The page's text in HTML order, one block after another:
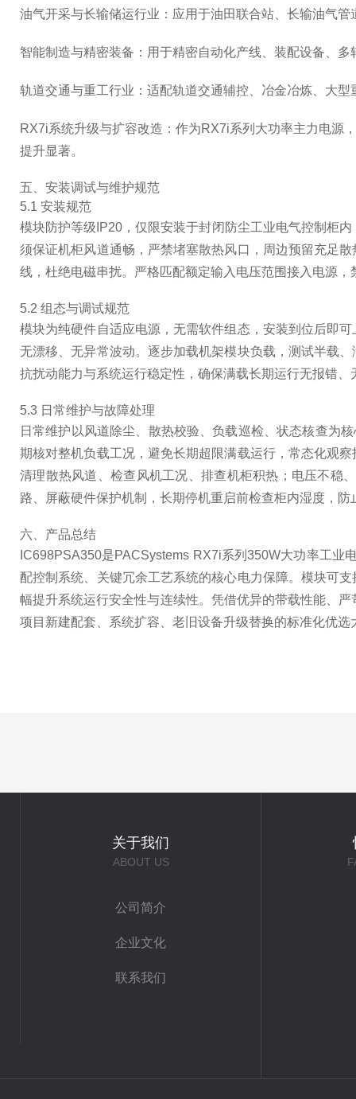
油气开采与长输储运行业：应用于油田联合站、长输油气
智能制造与精密装备：用于精密自动化产线、装配设备、
轨道交通与重工行业：适配轨道交通辅控、冶金冶炼、大
RX7i系统升级与扩容改造：作为RX7i系列大功率主力电源
提升显著。
五、安装调试与维护规范
5.1 安装规范
模块防护等级IP20，仅限安装于封闭防尘工业电气控制柜
须保证机柜风道通畅，严禁堵塞散热风口，周边预留充足
线，杜绝电磁串扰。严格匹配额定输入电压范围接入电源
5.2 组态与调试规范
模块为纯硬件自适应电源，无需软件组态，安装到位后即
无漂移、无异常波动。逐步加载机架模块负载，测试半载
抗扰动能力与系统运行稳定性，确保满载长期运行无报错
5.3 日常维护与故障处理
日常维护以风道除尘、散热校验、负载巡检、状态核查为
期核对整机负载工况，避免长期超限满载运行，常态化观
清理散热风道、检查风机工况、排查机柜积热；电压不稳
路、屏蔽硬件保护机制，长期停机重启前检查柜内湿度，
六、产品总结
IC698PSA350是PACSystems RX7i系列350W大功率工
配控制系统、关键冗余工艺系统的核心电力保障。模块可
幅提升系统运行安全性与连续性。凭借优异的带载性能、
项目新建配套、系统扩容、老旧设备升级替换的标准化优选
关于我们
ABOUT US
公司简介
企业文化
联系我们